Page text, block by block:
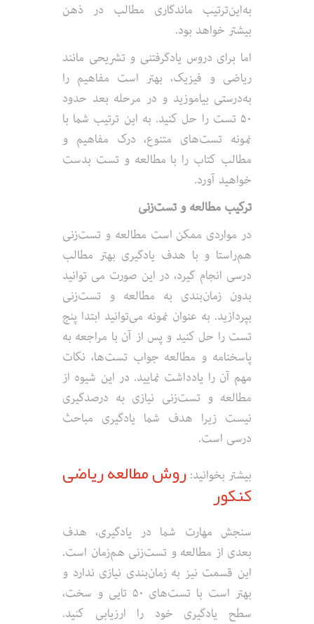
به‌این‌ترتیب ماندگاری مطالب در ذهن
بیشتر خواهد بود.
اما برای دروس یادگرفتنی و تشریحی مانند
ریاضی و فیزیک، بهتر است مفاهیم را
به‌درستی بیاموزید و در مرحله بعد حدود
۵۰ تست را حل کنید. به این ترتیب شما با
نمونه تست‌های متنوع، درک مفاهیم و
مطالب کتاب را با مطالعه و تست بدست
خواهید آورد.
ترکیب مطالعه و تست‌زنی
در مواردی ممکن است مطالعه و تست‌زنی
هم‌راستا و با هدف یادگیری بهتر مطالب
درسی انجام گیرد، در این صورت می توانید
بدون زمان‌بندی به مطالعه و تست‌زنی
بپردازید. به عنوان نمونه می‌توانید ابتدا پنج
تست را حل کنید و پس از آن با مراجعه به
پاسخنامه و مطالعه جواب تست‌ها، نکات
مهم آن را یادداشت نمایید. در این شیوه از
مطالعه و تست‌زنی نیازی به درصدگیری
نیست زیرا هدف شما یادگیری مباحث
درسی است.
بیشتر بخوانید: روش مطالعه ریاضی
کنکور
سنجش مهارت شما در یادگیری، هدف
بعدی از مطالعه و تست‌زنی هم‌زمان است.
این قسمت نیز به زمان‌بندی نیازی ندارد و
بهتر است با تست‌های ۵۰ تایی و سخت،
سطح یادگیری خود را ارزیابی کنید.